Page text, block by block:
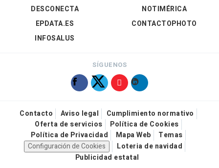
DESCONECTA
EPDATA.ES
INFOSALUS
NOTIMÉRICA
CONTACTOPHOTO
SÍGUENOS
Contacto Aviso legal
Cumplimiento normativo
Oferta de servicios
Política de Cookies
Política de Privacidad
Mapa Web
Temas
Configuración de Cookies
Loteria de navidad
Publicidad estatal